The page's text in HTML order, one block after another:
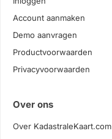
Account aanmaken
Demo aanvragen
Productvoorwaarden
Privacyvoorwaarden
Over ons
Over KadastraleKaart.com